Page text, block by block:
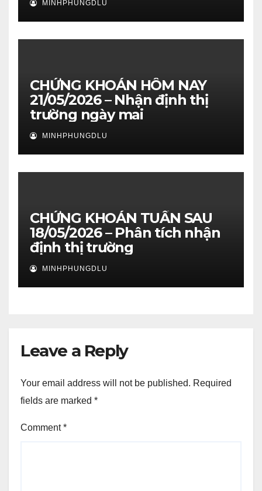
MINHPHUNGDLU
CHỨNG KHOÁN HÔM NAY
21/05/2026 – Nhận định thị
trường ngày mai
MINHPHUNGDLU
CHỨNG KHOÁN TUẦN SAU
18/05/2026 – Phân tích nhận
định thị trường
MINHPHUNGDLU
Leave a Reply
Your email address will not be published. Required
fields are marked *
Comment*